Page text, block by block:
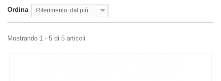
Ordina
Mostrando 1 - 5 di 5 articoli